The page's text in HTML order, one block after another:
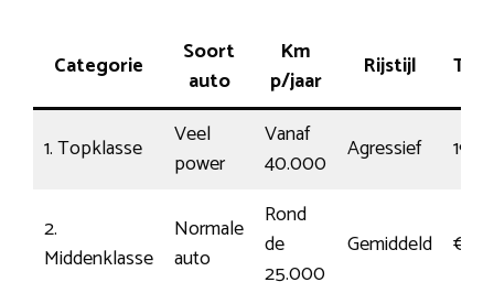
Categorie
Soort
auto
Km
p/jaar
Rijstijl
1. Topklasse
Veel
power
Vanaf
40.000
Agressief 190
2.
Middenklasse
Normale
auto
Rond
de
25.000
Gemiddeld €112